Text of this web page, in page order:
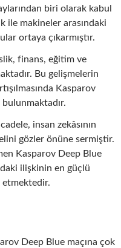
biri olarak kabul
ile makineler arasındaki
ortaya çıkarmıştır.
finans, eğitim ve
Bu gelişmelerin
Kasparov
bulunmaktadır.
insan zekâsının
gözler önüne sermiştir.
Kasparov Deep Blue
ilişkinin en güçlü
etmektedir.
Deep Blue maçına çok